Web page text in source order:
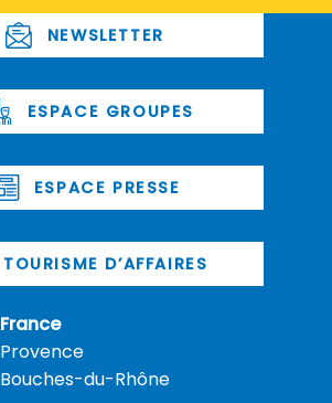
NEWSLETTER
ESPACE GROUPES
ESPACE PRESSE
TOURISME D’AFFAIRES
France
Provence
Bouches-du-Rhône